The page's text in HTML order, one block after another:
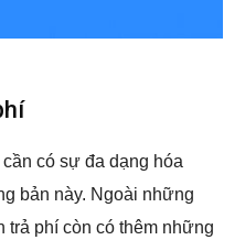
có sự đa dạng hóa
bản này. Ngoài những
trả phí còn có thêm những